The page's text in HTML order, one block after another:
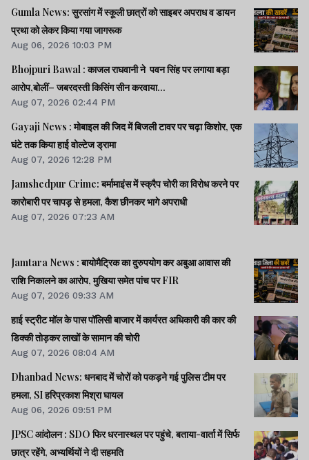
Gumla News: सुरसांग में स्कूली छात्रों को साइबर अपराध व डायन
प्रथा को लेकर किया गया जागरूक
Aug 06, 2026 10:03 PM
Bhojpuri Bawal : काजल राघवानी ने पवन सिंह पर लगाया बड़ा
आरोप,बोलीं– जबरदस्ती किसिंग सीन करवाया...
Aug 07, 2026 02:44 PM
Gayaji News : मोबाइल की जिद में बिजली टावर पर चढ़ा किशोर, एक
घंटे तक किया हाई वोल्टेज ड्रामा
Aug 07, 2026 12:28 PM
Jamshedpur Crime: बर्मामाइंस में स्क्रैप चोरी का विरोध करने पर
कारोबारी पर चापड़ से हमला, कैश छीनकर भागे अपराधी
Aug 07, 2026 07:23 AM
Jamtara News : बायोमैट्रिक का दुरुपयोग कर अबुआ आवास की
राशि निकालने का आरोप, मुखिया समेत पांच पर FIR
Aug 07, 2026 09:33 AM
हाई स्ट्रीट मॉल के पास पॉलिसी बाजार में कार्यरत अधिकारी की कार की
डिक्की तोड़कर लाखों के सामान की चोरी
Aug 07, 2026 08:04 AM
Dhanbad News: धनबाद में चोरों को पकड़ने गई पुलिस टीम पर
हमला, SI हरिप्रकाश मिश्रा घायल
Aug 06, 2026 09:51 PM
JPSC आंदोलन : SDO फिर धरनास्थल पर पहुंचे, बताया-वार्ता में सिर्फ
छात्र रहेंगे, अभ्यर्थियों ने दी सहमति